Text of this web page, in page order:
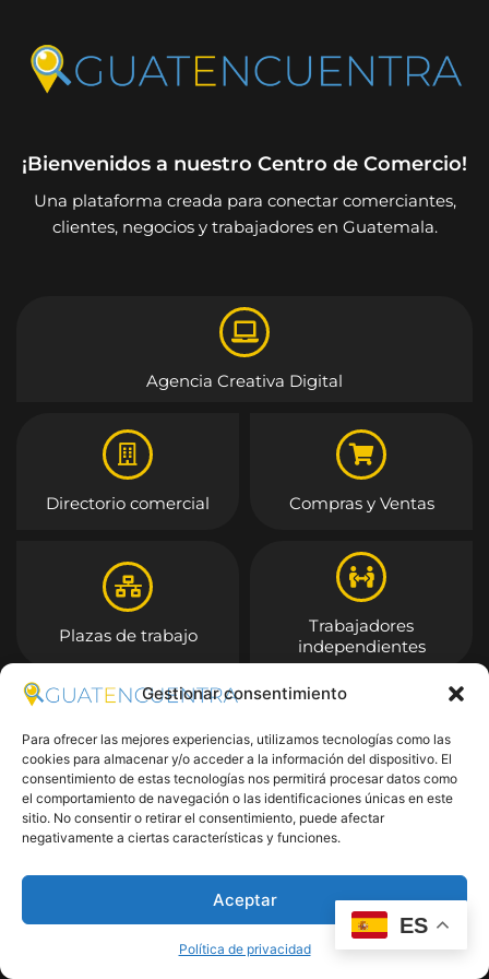
Gestionar consentimiento
Para ofrecer las mejores experiencias, utilizamos tecnologías como las
cookies para almacenar y/o acceder a la información del dispositivo. El
consentimiento de estas tecnologías nos permitirá procesar datos como
el comportamiento de navegación o las identificaciones únicas en este
sitio. No consentir o retirar el consentimiento, puede afectar
negativamente a ciertas características y funciones.
Aceptar
Política de privacidad
¡Bienvenidos a nuestro Centro de Comercio!
Una plataforma creada para conectar comerciantes,
clientes, negocios y trabajadores en Guatemala.
Agencia Creativa Digital
Directorio comercial Compras y Ventas
Plazas de trabajo
Trabajadores
independientes
Entrar
ES